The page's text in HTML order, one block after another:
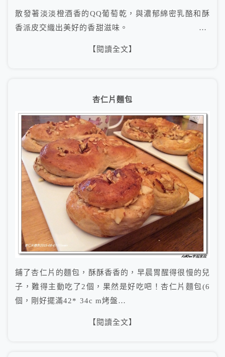
散發著淡淡橙酒香的QQ葡萄乾，與濃郁綿密乳酪和酥
香派皮交織出美好的香甜滋味。 …
【閱讀全文】
杏仁片麵包
鋪了杏仁片的麵包，酥酥香香的，早晨胃醒得很慢的兒
子，難得主動吃了2個，果然是好吃吧！杏仁片麵包(6
個，剛好擺滿42* 34c m烤盤…
【閱讀全文】